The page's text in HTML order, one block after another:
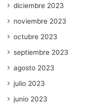
diciembre 2023
noviembre 2023
octubre 2023
septiembre 2023
agosto 2023
julio 2023
junio 2023